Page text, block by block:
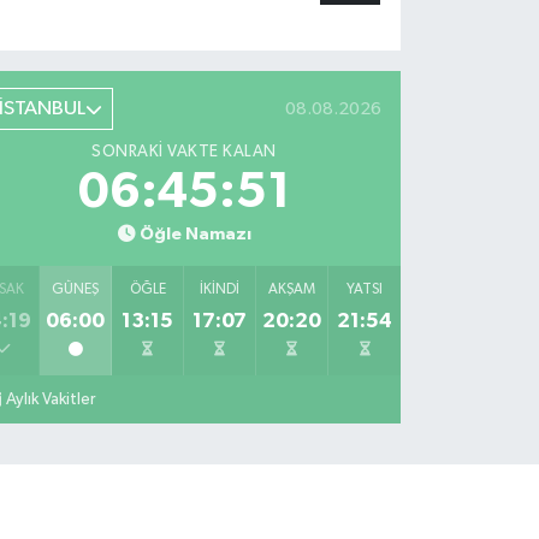
İSTANBUL 08.08.2026
SONRAKI VAKTE KALAN
06:45:51
Öğle Namazı
GÜNEŞ
06:00
ÖĞLE
13:15
İKINDI
17:07
AKŞAM
20:20
YATSI
21:54
Aylık Vakitler